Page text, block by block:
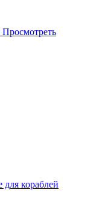
Просмотреть
кораблей